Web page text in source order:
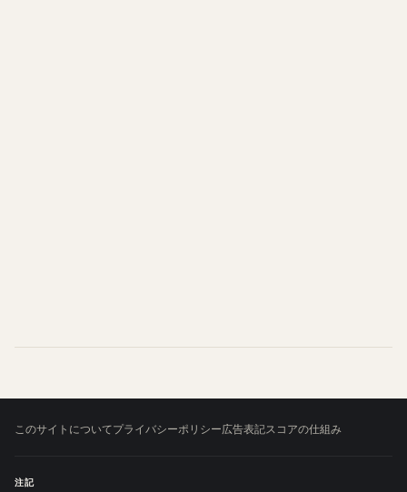
このサイトについてプライバシーポリシー広告表記スコアの仕組み
注記